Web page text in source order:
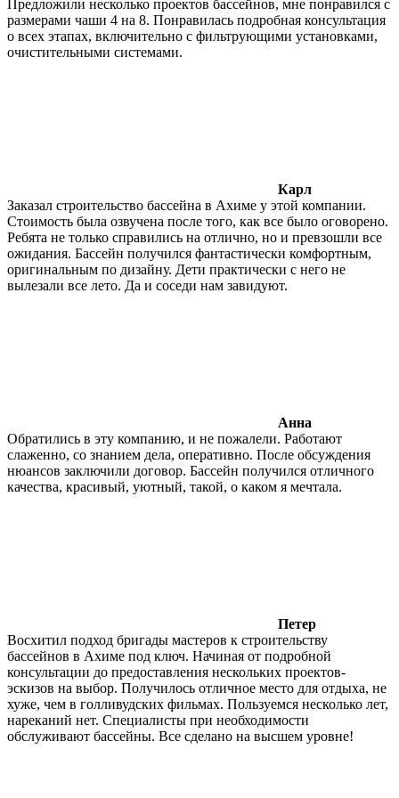
Предложили несколько проектов бассейнов, мне понравился с
размерами чаши 4 на 8. Понравилась подробная консультация
о всех этапах, включительно с фильтрующими установками,
очистительными системами.
Карл
Заказал строительство бассейна в Ахиме у этой компании.
Стоимость была озвучена после того, как все было оговорено.
Ребята не только справились на отлично, но и превзошли все
ожидания. Бассейн получился фантастически комфортным,
оригинальным по дизайну. Дети практически с него не
вылезали все лето. Да и соседи нам завидуют.
Анна
Обратились в эту компанию, и не пожалели. Работают
слаженно, со знанием дела, оперативно. После обсуждения
нюансов заключили договор. Бассейн получился отличного
качества, красивый, уютный, такой, о каком я мечтала.
Петер
Восхитил подход бригады мастеров к строительству
бассейнов в Ахиме под ключ. Начиная от подробной
консультации до предоставления нескольких проектов-
эскизов на выбор. Получилось отличное место для отдыха, не
хуже, чем в голливудских фильмах. Пользуемся несколько лет,
нареканий нет. Специалисты при необходимости
обслуживают бассейны. Все сделано на высшем уровне!